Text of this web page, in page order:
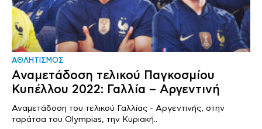
ΑΘΛΗΤΙΣΜΟΣ
Αναμετάδοση τελικού Παγκοσμίου
Κυπέλλου 2022: Γαλλία – Αργεντινή
Αναμετάδοση του τελικού Γαλλίας - Αργεντινής, στην
ταράτσα του Olympias, την Κυριακή..